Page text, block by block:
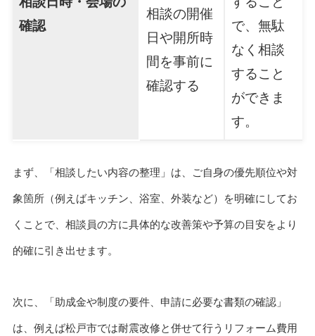
確認
相談の開催
日や開所時
間を事前に
確認する
で、無駄
なく相談
すること
ができま
す。
まず、「相談したい内容の整理」は、ご自身の優先順位や対
象箇所（例えばキッチン、浴室、外装など）を明確にしてお
くことで、相談員の方に具体的な改善策や予算の目安をより
的確に引き出せます。
次に、「助成金や制度の要件、申請に必要な書類の確認」
は、例えば松戸市では耐震改修と併せて行うリフォーム費用